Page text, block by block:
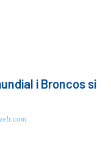
i Broncos si